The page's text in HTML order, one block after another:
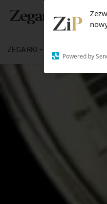
Powered by
ZEGARKI